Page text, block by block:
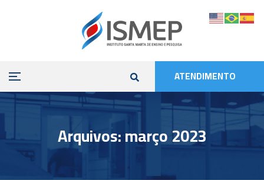
ATENDIMENTO
Arquivos: março 2023